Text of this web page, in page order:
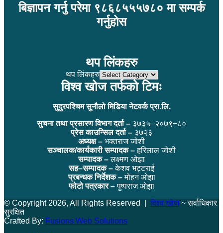
बिज्ञापन गर्नु परेमा ९८६८५५५७८० मा सम्पर्क
गर्नुहोस
थप लिंकहरु
थप लिंकहरु
विश्व खोज तर्फको टिमः
सुदुरपश्चिम सुनौलो मिडिया नेटवर्क प्रा.लि.
सुचना तथा प्रसारण विभाग दर्ता – ३७३५–२०७९÷८०
प्रेस काउन्सिल दर्ता – ३७२३
अध्यक्ष – भक्तराज जोशी
सञ्चालक/कार्यकारी सम्पादक –हरिलाल जोशी
सम्पादक –लक्ष्मण ओझा
सह–सम्पादक –केशव भट्टराई
प्रबन्धक निर्देशक –मोहन ओझा
फोटो पत्रकार –पुष्पराज ओझा
© Copyright 2026, All Rights Reserved | विश्व खोज~ सर्वाधिकार
सुरक्षित
Crafted By: Fusions Web Solutions